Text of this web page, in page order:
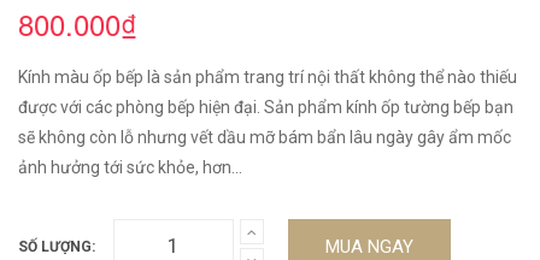
800.000₫
Kính màu ốp bếp là sản phẩm trang trí nội thất không thể nào thiếu
được với các phòng bếp hiện đại. Sản phẩm kính ốp tường bếp bạn
sẽ không còn lỗ nhưng vết dầu mỡ bám bẩn lâu ngày gây ẩm mốc
ảnh hưởng tới sức khỏe, hơn...
SỐ LƯỢNG: MUA NGAY